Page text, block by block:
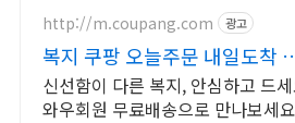
http://m.coupang.com 광고
복지 쿠팡 오늘주문 내일도착
켓배송
신선함이 다른 복지, 안심하고 드
와우회원 무료배송으로 만나보세